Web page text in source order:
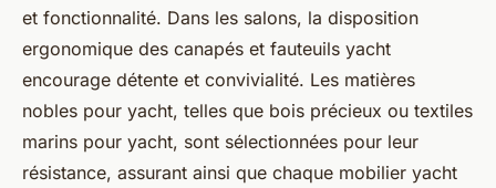
et fonctionnalité. Dans les salons, la disposition
ergonomique des canapés et fauteuils yacht
encourage détente et convivialité. Les matières
nobles pour yacht, telles que bois précieux ou textiles
marins pour yacht, sont sélectionnées pour leur
résistance, assurant ainsi que chaque mobilier yacht